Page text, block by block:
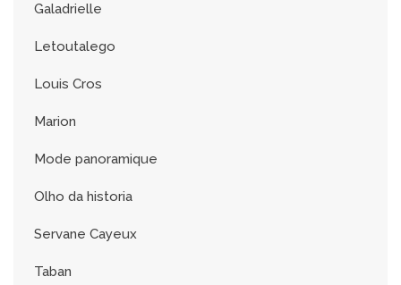
Galadrielle
Letoutalego
Louis Cros
Marion
Mode panoramique
Olho da historia
Servane Cayeux
Taban